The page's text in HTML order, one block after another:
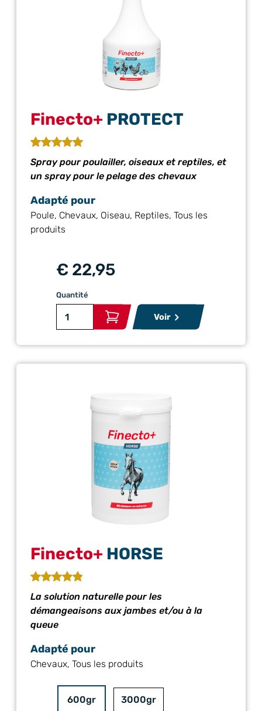
Finecto+ PROTECT
Spray pour poulailler, oiseaux et reptiles, et
un spray pour le pelage des chevaux
Adapté pour
Poule, Chevaux, Oiseau, Reptiles, Tous les
produits
€ 22,95
Quantité
Voir
Finecto+ HORSE
La solution naturelle pour les
démangeaisons aux jambes et/ou à la
queue
Adapté pour
Chevaux, Tous les produits
600gr 3000gr